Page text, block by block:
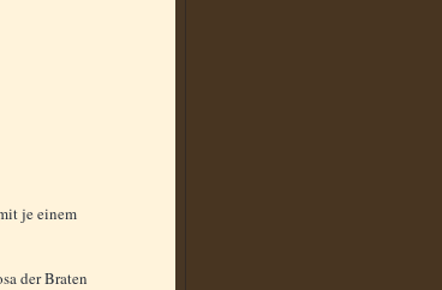
je einem
der Braten